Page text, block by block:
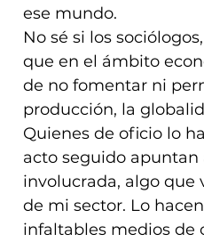
ese mundo.
No sé si los
que en el ámbito
de no fomentar ni
producción, la
Quienes de oficio lo
acto seguido
involucrada, algo que
de mi sector. Lo
infaltables medios de